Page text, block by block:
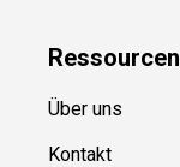
Ressourcen
Über uns
Kontakt